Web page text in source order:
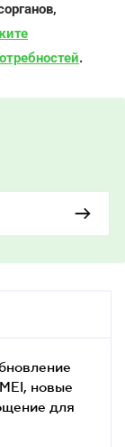
.
новые
для